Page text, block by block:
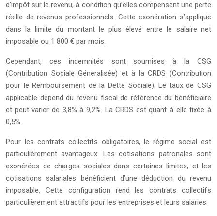
d’impôt sur le revenu, à condition qu’elles compensent une perte
réelle de revenus professionnels. Cette exonération s’applique
dans la limite du montant le plus élevé entre le salaire net
imposable ou 1 800 € par mois.
Cependant, ces indemnités sont soumises à la CSG
(Contribution Sociale Généralisée) et à la CRDS (Contribution
pour le Remboursement de la Dette Sociale). Le taux de CSG
applicable dépend du revenu fiscal de référence du bénéficiaire
et peut varier de 3,8% à 9,2%. La CRDS est quant à elle fixée à
0,5%.
Pour les contrats collectifs obligatoires, le régime social est
particulièrement avantageux. Les cotisations patronales sont
exonérées de charges sociales dans certaines limites, et les
cotisations salariales bénéficient d’une déduction du revenu
imposable. Cette configuration rend les contrats collectifs
particulièrement attractifs pour les entreprises et leurs salariés.